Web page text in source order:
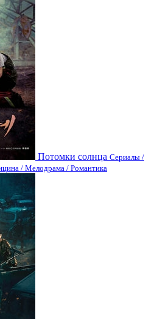
Потомки солнца Сериалы /
/ Мелодрама / Романтика